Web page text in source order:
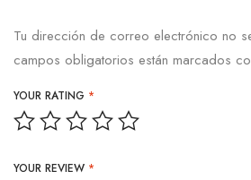
Tu dirección de correo electrónico no
campos obligatorios están marcados
YOUR RATING *
YOUR REVIEW *